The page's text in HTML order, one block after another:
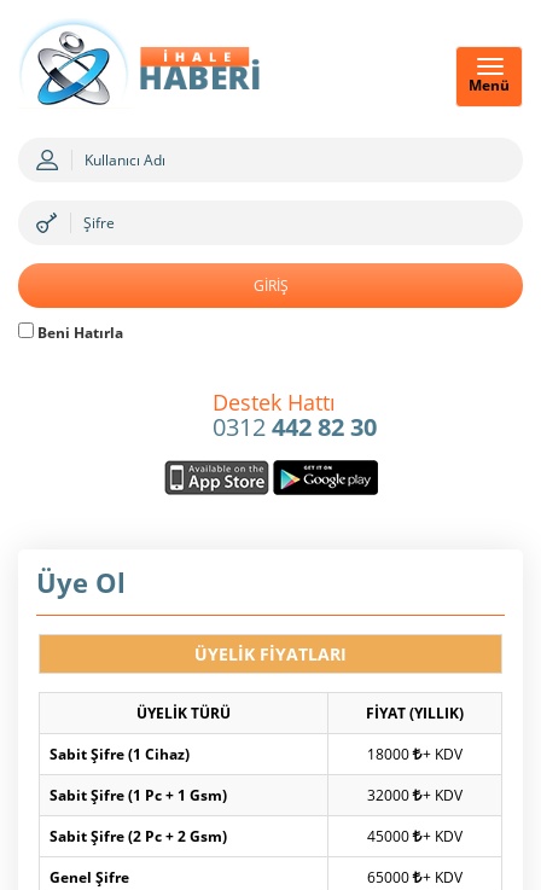
Menü
Beni Hatırla
Destek Hattı
0312442 82 30
Üye Ol
ÜYELİK FİYATLARI
ÜYELİK TÜRÜ
FİYAT (YILLIK)
Sabit Şifre (1 Cihaz)
18000 + KDV
Sabit Şifre (1 Pc + 1 Gsm)
32000 + KDV
Sabit Şifre (2 Pc + 2 Gsm)
45000 + KDV
Genel Şifre
65000 + KDV